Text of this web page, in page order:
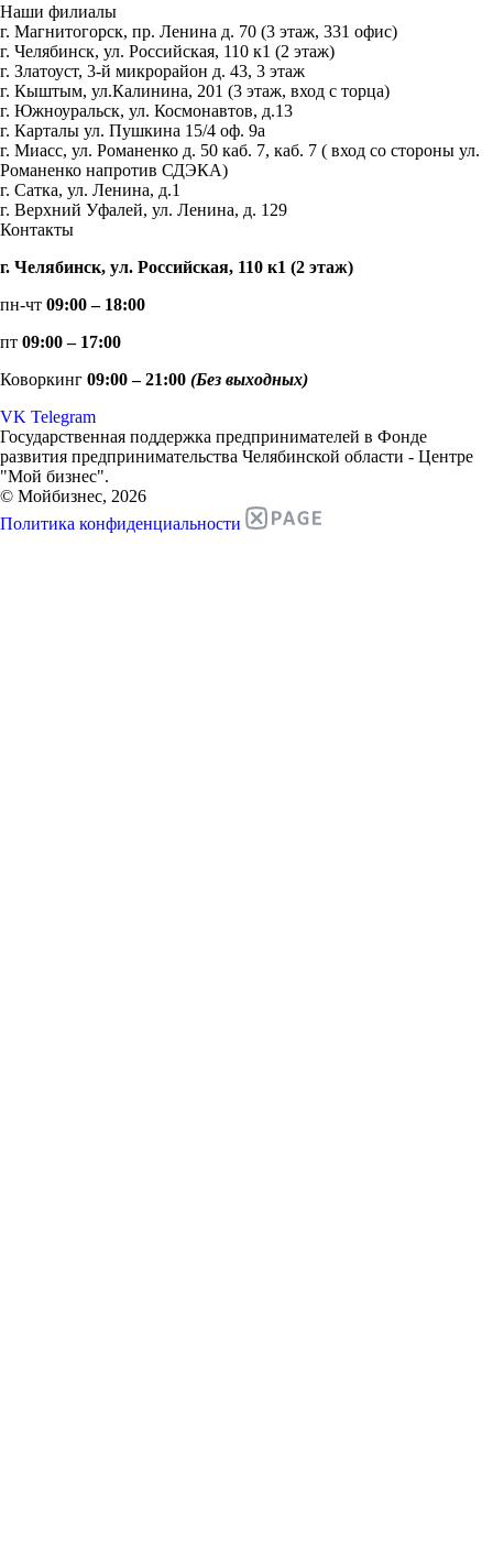
Наши филиалы
г. Магнитогорск, пр. Ленина д. 70 (3 этаж, 331 офис)
г. Челябинск, ул. Российская, 110 к1 (2 этаж)
г. Златоуст, 3-й микрорайон д. 43, 3 этаж
г. Кыштым, ул.Калинина, 201 (3 этаж, вход с торца)
г. Южноуральск, ул. Космонавтов, д.13
г. Карталы ул. Пушкина 15/4 оф. 9а
г. Миасс, ул. Романенко д. 50 каб. 7, каб. 7 ( вход со стороны ул.
Романенко напротив СДЭКА)
г. Сатка, ул. Ленина, д.1
г. Верхний Уфалей, ул. Ленина, д. 129
Контакты
г. Челябинск, ул. Российская, 110 к1 (2 этаж)
пн-чт 09:00 – 18:00
пт 09:00 – 17:00
Коворкинг 09:00 – 21:00 (Без выходных)
VK Telegram
Государственная поддержка предпринимателей в Фонде
развития предпринимательства Челябинской области - Центре
"Мой бизнес".
© Мойбизнес, 2026
Политика конфиденциальности